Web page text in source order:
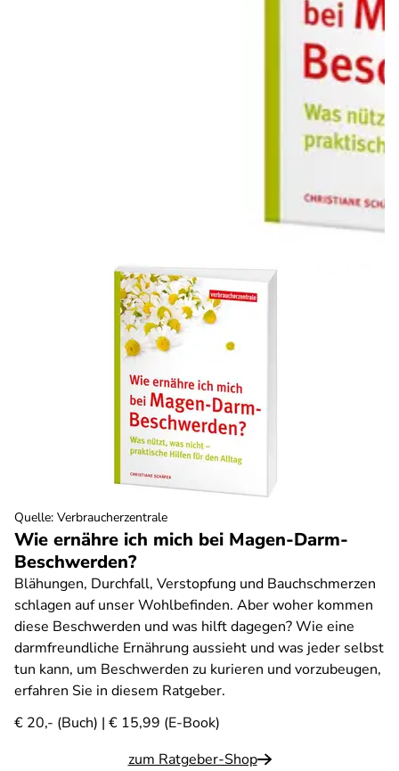
Wie ernähre ich mich bei Magen-Darm-
Beschwerden?
Blähungen, Durchfall, Verstopfung und Bauchschmerzen
schlagen auf unser Wohlbefinden. Aber woher kommen
diese Beschwerden und was hilft dagegen? Wie eine
darmfreundliche Ernährung aussieht und was jeder selbst
tun kann, um Beschwerden zu kurieren und vorzubeugen,
erfahren Sie in diesem Ratgeber.
€ 20,- (Buch) | € 15,99 (E-Book)
zum Ratgeber-Shop
Quelle: Verbraucherzentrale